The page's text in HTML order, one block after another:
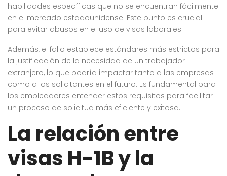
habilidades específicas que no se encuentran fácilmente
en el mercado estadounidense. Este punto es crucial
para evitar abusos en el uso de visas laborales.
Además, el fallo establece estándares más estrictos para
la justificación de la necesidad de un trabajador
extranjero, lo que podría impactar tanto a las empresas
como a los solicitantes en el futuro. Es fundamental para
los empleadores entender estos requisitos para facilitar
un proceso de solicitud más eficiente y exitosa.
La relación entre
visas H-1B y la